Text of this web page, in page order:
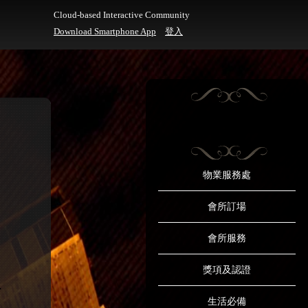
Cloud-based Interactive Community
Download Smartphone App
登入
物業服務處
會所訂場
會所服務
獎項及認證
生活必備